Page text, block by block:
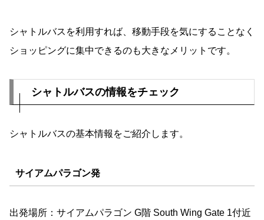
シャトルバスを利用すれば、移動手段を気にすることなく
ショッピングに集中できるのも大きなメリットです。
シャトルバスの情報をチェック
シャトルバスの基本情報をご紹介します。
サイアムパラゴン発
出発場所：サイアムパラゴン G階 South Wing Gate 1付近